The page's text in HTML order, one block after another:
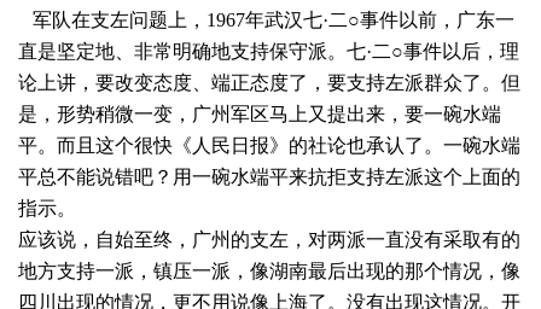
军队在支左问题上，1967年武汉七·二○事件以前，广东一
直是坚定地、非常明确地支持保守派。七·二○事件以后，理
论上讲，要改变态度、端正态度了，要支持左派群众了。但
是，形势稍微一变，广州军区马上又提出来，要一碗水端
平。而且这个很快《人民日报》的社论也承认了。一碗水端
平总不能说错吧？用一碗水端平来抗拒支持左派这个上面的
指示。
应该说，自始至终，广州的支左，对两派一直没有采取有的
地方支持一派，镇压一派，像湖南最后出现的那个情况，像
四川出现的情况，更不用说像上海了。没有出现这情况。开